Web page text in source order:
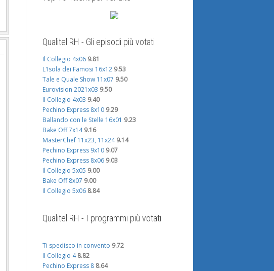
Qualitel RH - Gli episodi più votati
Il Collegio 4x06 9.81
L'Isola dei Famosi 16x12 9.53
Tale e Quale Show 11x07 9.50
Eurovision 2021x03 9.50
Il Collegio 4x03 9.40
Pechino Express 8x10 9.29
Ballando con le Stelle 16x01 9.23
Bake Off 7x14 9.16
MasterChef 11x23, 11x24 9.14
Pechino Express 9x10 9.07
Pechino Express 8x06 9.03
Il Collegio 5x05 9.00
Bake Off 8x07 9.00
Il Collegio 5x06 8.84
Qualitel RH - I programmi più votati
Ti spedisco in convento 9.72
Il Collegio 4 8.82
Pechino Express 8 8.64